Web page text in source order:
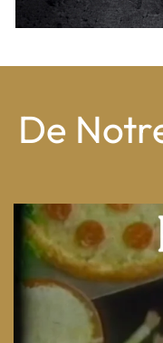
De
From wood-